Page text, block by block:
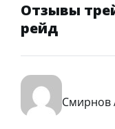
Отзывы
рейд
Смирнов